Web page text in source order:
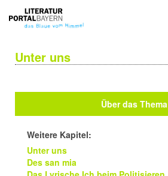
Unter uns
Über das Thema
Weitere Kapitel:
Unter uns
Des san mia